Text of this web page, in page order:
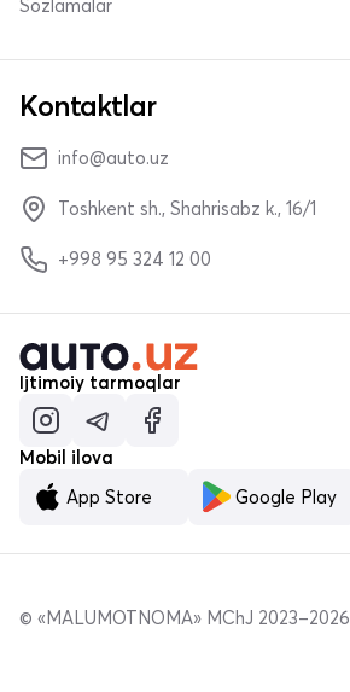
Sozlamalar
Kontaktlar
info@auto.uz
Toshkent sh., Shahrisabz k., 16/1
+998 95 324 12 00
Ijtimoiy tarmoqlar
Mobil ilova
App Store
Google Play
© «MALUMOTNOMA» MChJ 2023–2026